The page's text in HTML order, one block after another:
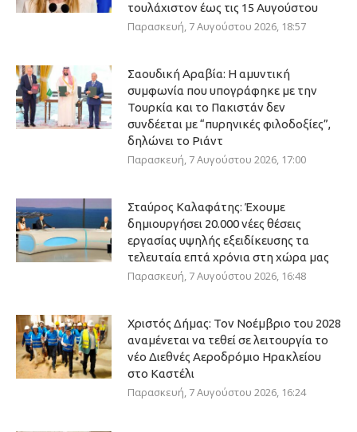
τουλάχιστον έως τις 15 Αυγούστου
Παρασκευή, 7 Αυγούστου 2026, 18:57
Σαουδική Αραβία: Η αμυντική
συμφωνία που υπογράφηκε με την
Τουρκία και το Πακιστάν δεν
συνδέεται με “πυρηνικές φιλοδοξίες”,
δηλώνει το Ριάντ
Παρασκευή, 7 Αυγούστου 2026, 17:00
Σταύρος Καλαφάτης: Έχουμε
δημιουργήσει 20.000 νέες θέσεις
εργασίας υψηλής εξειδίκευσης τα
τελευταία επτά χρόνια στη χώρα μας
Παρασκευή, 7 Αυγούστου 2026, 16:48
Χριστός Δήμας: Τον Νοέμβριο του 2028
αναμένεται να τεθεί σε λειτουργία το
νέο Διεθνές Αεροδρόμιο Ηρακλείου
στο Καστέλι
Παρασκευή, 7 Αυγούστου 2026, 16:24